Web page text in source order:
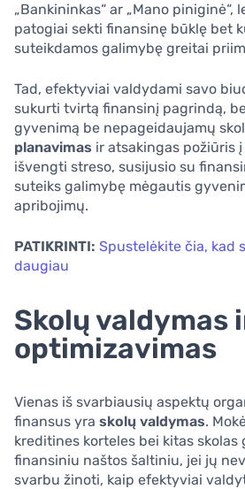
„Bankininkas“ ar „Mano piniginė“,
patogiai sekti finansinę būklę bet
suteikdamos galimybę greitai
Tad, efektyviai valdydami savo
sukurti tvirtą finansinį pagrindą,
gyvenimą be nepageidaujamų
planavimas ir atsakingas požiūris
išvengti streso, susijusio su
suteiks galimybę mėgautis
apribojimų.
PATIKRINTI: Spustelėkite čia, kad
daugiau
Skolų valdymas
optimizavimas
Vienas iš svarbiausių aspektų
finansus yra skolų valdymas.
kreditines korteles bei kitas
finansiniu naštos šaltiniu, jei jų
svarbu žinoti, kaip efektyviai